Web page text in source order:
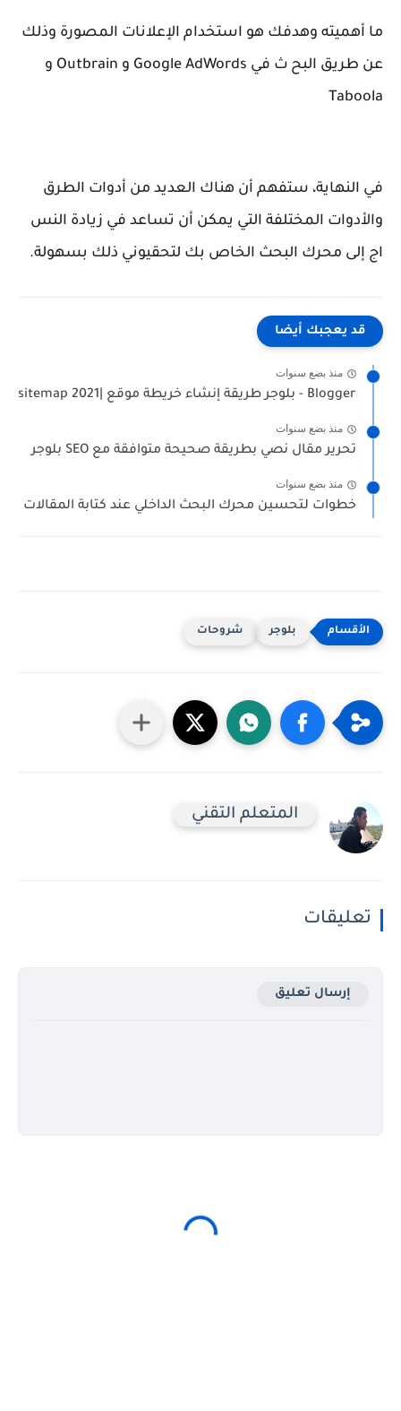
ما أهميته وهدفك هو استخدام الإعلانات المصورة وذلك
عن طريق البح ث في Google AdWords و Outbrain و
Taboola
في النهاية، ستفهم أن هناك العديد من أدوات الطرق
والأدوات المختلفة التي يمكن أن تساعد في زيادة النس
اج إلى محرك البحث الخاص بك لتحقيوني ذلك بسهولة.
قد يعجبك أيضا
منذ بضع سنوات
Blogger - بلوجر طريقة إنشاء خريطة موقع |sitemap 2021
منذ بضع سنوات
تحرير مقال نصي بطريقة صحيحة متوافقة مع SEO بلوجر ‎‎
منذ بضع سنوات
خطوات لتحسين محرك البحث الداخلي عند كتابة المقالات
بلوجر شروحات
المتعلم التقني
تعليقات
إرسال تعليق